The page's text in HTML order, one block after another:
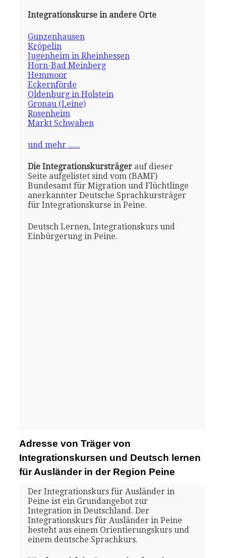
Integrationskurse in andere Orte
Gunzenhausen
Kröpelin
Jugenheim in Rheinhessen
Horn-Bad Meinberg
Hemmoor
Eckernförde
Oldenburg in Holstein
Gronau (Leine)
Rosenheim
Markt Schwaben
und mehr ......
Die Integrationskursträgerauf dieser
Seite aufgelistet sind vom (BAMF)
Bundesamt für Migration und Flüchtlinge
anerkannter Deutsche Sprachkursträger
für Integrationskurse in Peine.
Deutsch Lernen, Integrationskurs und
Einbürgerung in Peine.
Adresse von Träger von
Integrationskursen und Deutsch lernen
für Ausländer in der Region Peine
Der Integrationskurs für Ausländer in
Peine ist ein Grundangebot zur
Integration in Deutschland. Der
Integrationskurs für Ausländer in Peine
besteht aus einem Orientierungskurs und
einem deutsche Sprachkurs.